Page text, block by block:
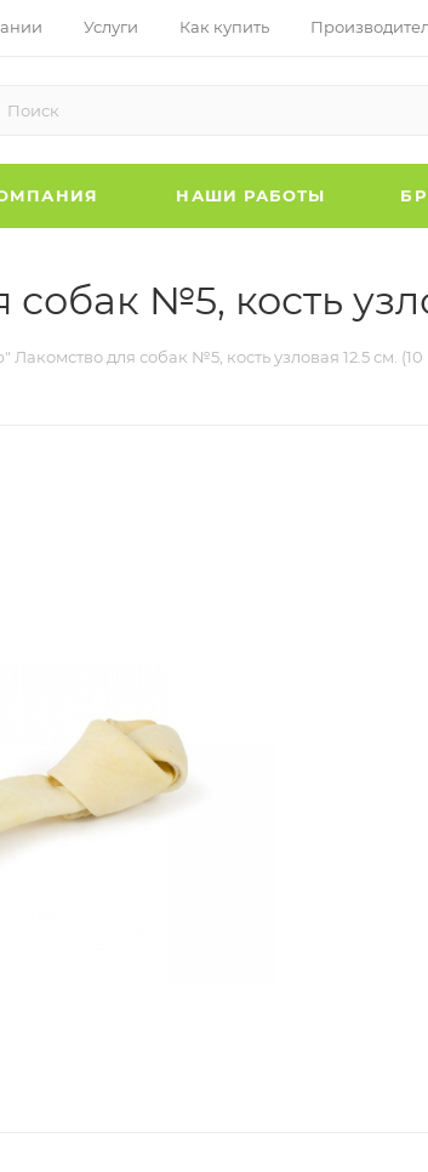
Услуги Как купить
НАШИ РАБОТЫ
№5, кость
для собак №5, кость узловая 12.5 см. (10